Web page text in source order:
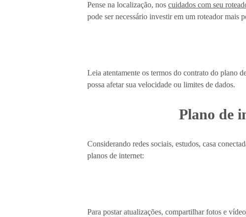
Pense na localização, nos cuidados com seu
pode ser necessário investir em um roteador mais
Leia atentamente os termos do contrato do plano
possa afetar sua velocidade ou limites de dados.
Plano de
Considerando redes sociais, estudos, casa
planos de internet:
Para postar atualizações, compartilhar fotos e